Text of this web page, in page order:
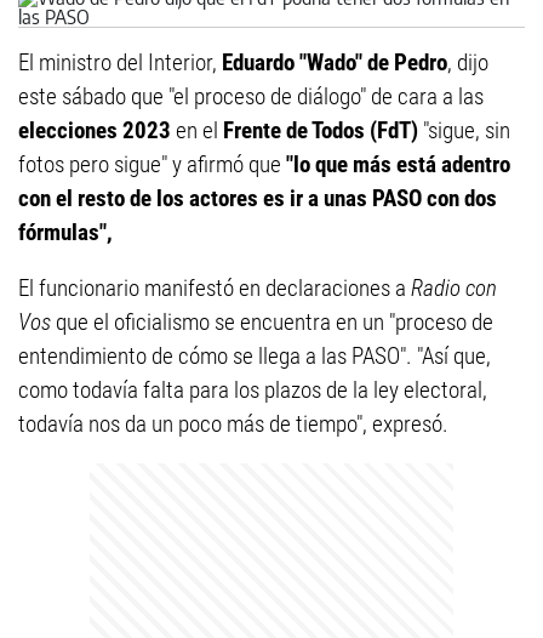
El ministro del Interior, Eduardo "Wado" de Pedro, dijo
este sábado que "el proceso de diálogo" de cara a las
elecciones 2023 en el Frente de Todos (FdT) "sigue, sin
fotos pero sigue" y afirmó que "lo que más está adentro
con el resto de los actores es ir a unas PASO con dos
fórmulas",
El funcionario manifestó en declaraciones a Radio con
Vos que el oficialismo se encuentra en un "proceso de
entendimiento de cómo se llega a las PASO". "Así que,
como todavía falta para los plazos de la ley electoral,
todavía nos da un poco más de tiempo", expresó.